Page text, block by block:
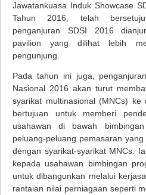
Jawatankuasa Induk Showcase
Tahun 2016, telah
penganjuran SDSI 2016
pavilion yang dilihat lebih
pengunjung.
Pada tahun ini juga,
Nasional 2016 akan turut
syarikat multinasional (MNCs)
bertujuan untuk memberi
usahawan di bawah
peluang-peluang pemasaran
dengan syarikat-syarikat MNCs.
kepada usahawan bimbingan
untuk dibangunkan melalui
rantaian nilai perniagaan seperti